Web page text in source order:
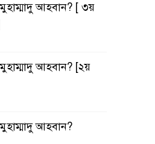
আহবান? [ ৩য়
আহবান? [২য়
আহবান?